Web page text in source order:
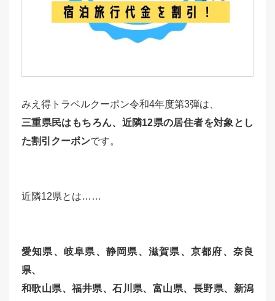
みえ得トラベルクーポン令和4年度第3弾は、
三重県民はもちろん、近隣12県の居住者を対象とし
た割引クーポンです。
近隣12県とは……
愛知県、岐阜県、静岡県、滋賀県、京都府、奈良
県、
和歌山県、福井県、石川県、富山県、長野県、新潟